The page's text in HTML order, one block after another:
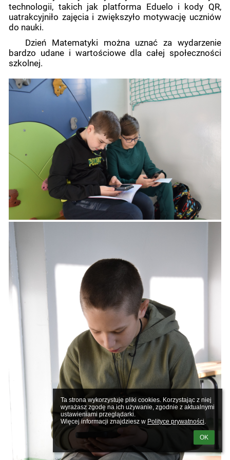
Ta strona wykorzystuje pliki cookies. Korzystając z niej
wyrażasz zgodę na ich używanie, zgodnie z aktualnymi
ustawieniami przeglądarki.
Więcej informacji znajdziesz w Polityce prywatności.
OK
technologii, takich jak platforma Eduelo i kody QR,
uatrakcyjniło zajęcia i zwiększyło motywację uczniów
do nauki.
Dzień Matematyki można uznać za wydarzenie
bardzo udane i wartościowe dla całej społeczności
szkolnej.